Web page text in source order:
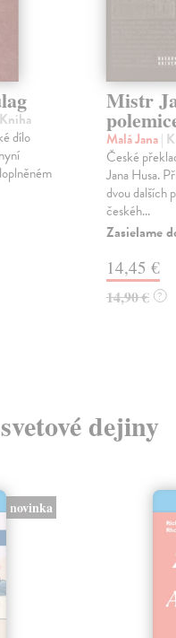
dílo
Mistr
Malá Jana|
České
Jana Husa.
dvou dalších
českéh...
Zasielame
14,45 €
14,90 € ?
dejiny
novinka